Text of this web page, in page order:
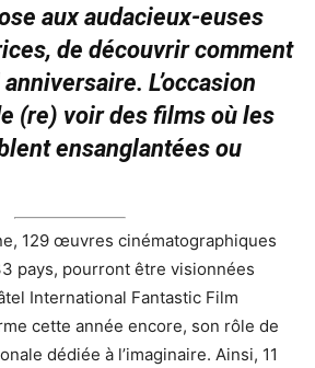
aux audacieux-euses
de découvrir comment
L’occasion
(re) voir des films où les
ensanglantées ou
129 œuvres cinématographiques
pays, pourront être visionnées
International Fantastic Film
cette année encore, son rôle de
dédiée à l’imaginaire. Ainsi, 11